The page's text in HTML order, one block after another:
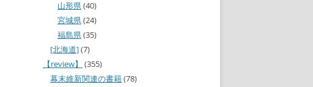
山形県(40)
宮城県(24)
福島県(35)
[北海道](7)
【review】
(355)
幕末維新関連の書籍(78)